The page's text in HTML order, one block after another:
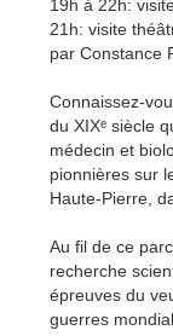
19h à 22h:
21h: visite
par Constance
Connaissez-
du XIXᵉ siècle
médecin et
pionnières sur
Haute-Pierre,
Au fil de ce
recherche
épreuves du
guerres